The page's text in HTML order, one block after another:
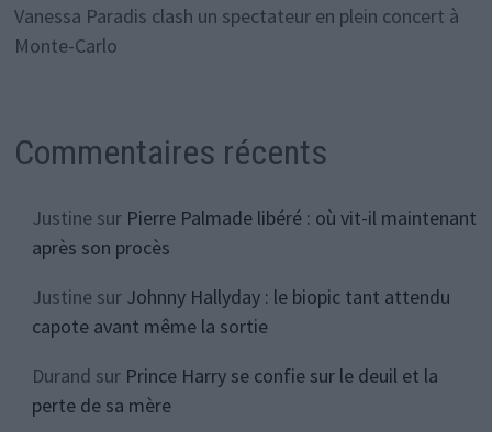
Vanessa Paradis clash un spectateur en plein concert à
Monte-Carlo
Commentaires récents
Justinesur Pierre Palmade libéré : où vit-il maintenant
après son procès
Justinesur Johnny Hallyday : le biopic tant attendu
capote avant même la sortie
Durand sur Prince Harry se confie sur le deuil et la
perte de sa mère